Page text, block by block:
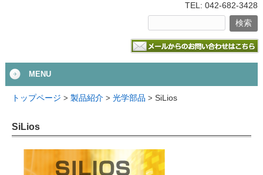
TEL: 042-682-3428
MENU
トップページ > 製品紹介> 光学部品 > SiLios
SiLios